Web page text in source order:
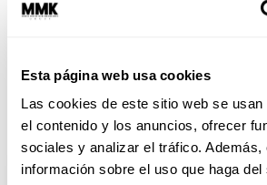
Esta página web usa cookies
Las cookies de este sitio web se
el contenido y los anuncios, ofrecer
sociales y analizar el tráfico. Además,
información sobre el uso que haga del
ABRIL 28, 2015
ESTO TE
PODCAST